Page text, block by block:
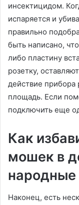
инсектицидом.
испаряется и
правильно
быть написано,
либо пластину
розетку,
действие прибора
площадь. Если
подключить еще
Как
мошек в
Наконец, есть